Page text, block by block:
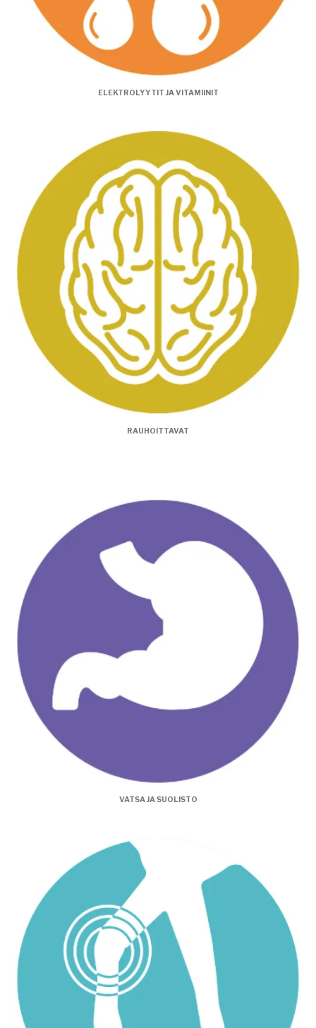
ELEKTROLYYTIT JA VITAMIINIT
RAUHOITTAVAT
VATSA JA SUOLISTO